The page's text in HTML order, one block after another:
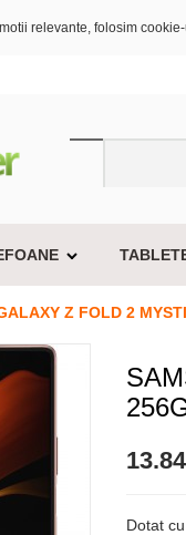
relevante, folosim
Z FOLD 2
Dotat